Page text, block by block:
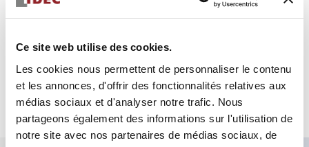
Ce site web utilise des cookies.
Les cookies nous permettent de personnaliser le contenu
et les annonces, d'offrir des fonctionnalités relatives aux
médias sociaux et d'analyser notre trafic. Nous
partageons également des informations sur l'utilisation de
notre site avec nos partenaires de médias sociaux, de
Sélectionner la quantité
Ajouter au devis